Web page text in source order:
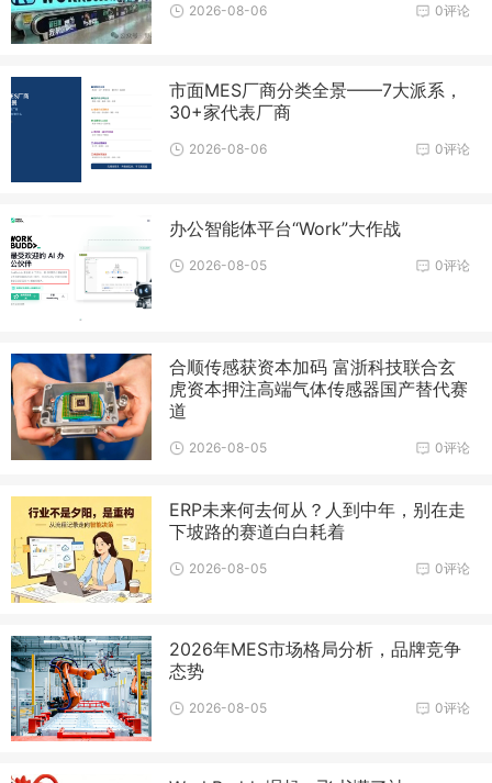
0评论
2026-08-06
市面MES厂商分类全景——7大派系，
30+家代表厂商
0评论
2026-08-06
办公智能体平台“Work”大作战
0评论
2026-08-05
合顺传感获资本加码 富浙科技联合玄
虎资本押注高端气体传感器国产替代赛
道
0评论
2026-08-05
ERP未来何去何从？人到中年，别在走
下坡路的赛道白白耗着
0评论
2026-08-05
2026年MES市场格局分析，品牌竞争
态势
0评论
2026-08-05